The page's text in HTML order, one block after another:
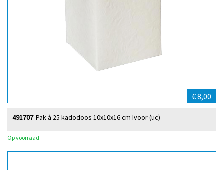
€ 8,00
Pak à 25 kadodoos 10x10x16 cm Ivoor (uc)
491707
Op voorraad